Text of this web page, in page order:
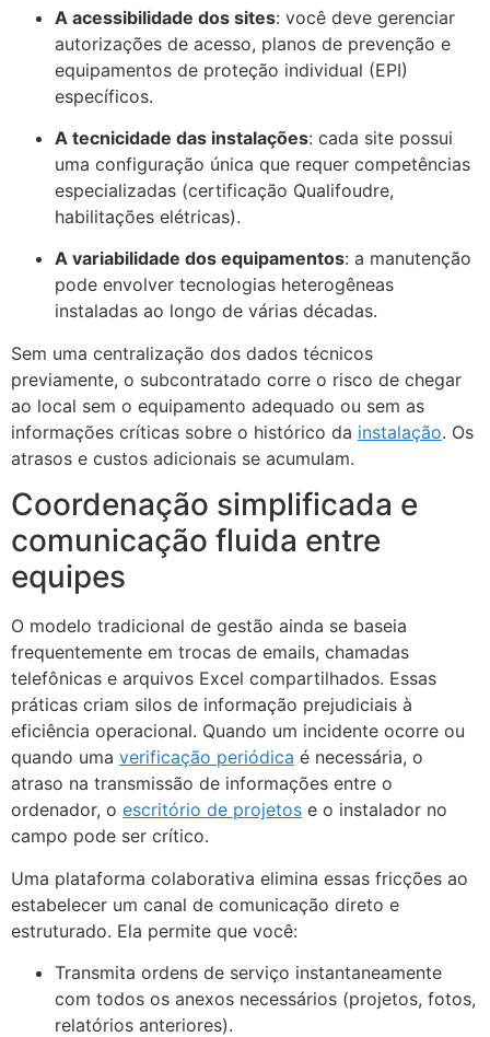
A acessibilidade dos sites: você deve gerenciar
autorizações de acesso, planos de prevenção e
equipamentos de proteção individual (EPI)
específicos.
A tecnicidade das instalações: cada site possui
uma configuração única que requer competências
especializadas (certificação Qualifoudre,
habilitações elétricas).
A variabilidade dos equipamentos: a manutenção
pode envolver tecnologias heterogêneas
instaladas ao longo de várias décadas.
Sem uma centralização dos dados técnicos
previamente, o subcontratado corre o risco de chegar
ao local sem o equipamento adequado ou sem as
informações críticas sobre o histórico da instalação. Os
atrasos e custos adicionais se acumulam.
Coordenação simplificada e
comunicação fluida entre
equipes
O modelo tradicional de gestão ainda se baseia
frequentemente em trocas de emails, chamadas
telefônicas e arquivos Excel compartilhados. Essas
práticas criam silos de informação prejudiciais à
eficiência operacional. Quando um incidente ocorre ou
quando uma verificação periódica é necessária, o
atraso na transmissão de informações entre o
ordenador, o escritório de projetos e o instalador no
campo pode ser crítico.
Uma plataforma colaborativa elimina essas fricções ao
estabelecer um canal de comunicação direto e
estruturado. Ela permite que você:
Transmita ordens de serviço instantaneamente
com todos os anexos necessários (projetos, fotos,
relatórios anteriores).